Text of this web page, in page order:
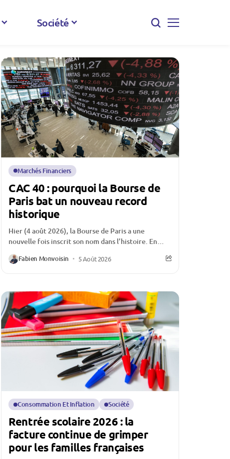
Société
Marchés Financiers
CAC 40 : pourquoi la Bourse de
Paris bat un nouveau record
historique
Hier (4 août 2026), la Bourse de Paris a une
nouvelle fois inscrit son nom dans l’histoire. En
Fabien Monvoisin 5 Août 2026
Consommation Et Inflation Société
Rentrée scolaire 2026 : la
facture continue de grimper
pour les familles françaises